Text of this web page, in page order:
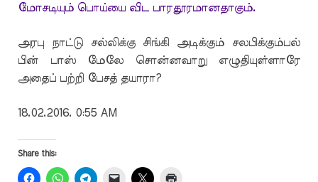
மோசடியும் பொய்யை விட பாரதூரமானதாகும்.
அரபு நாட்டு சல்லிக்கு சிங்கி அடிக்கும் சலபிக்கும்பல்
பின் பாஸ் மேலே சொன்னவாறு எழுதியுள்ளாரே
அதைப் பற்றி பேசத் தயாரா?
18.02.2016. 0:55 AM
Share this: